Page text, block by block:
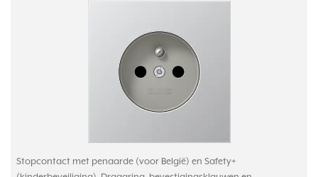
Stopcontact met penaarde (voor België) en Safety+